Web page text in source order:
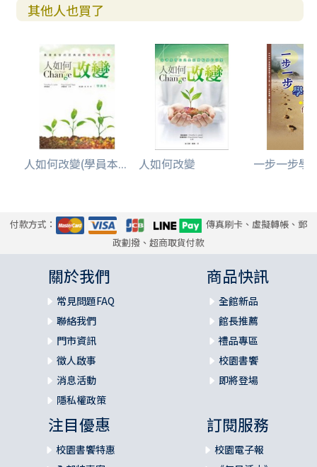
其他人也買了
人如何改變(學員本... 人如何改變 一步一步學
付款方式：
傳真刷卡、虛擬轉帳、郵
政劃撥、超商取貨付款
關於我們
常見問題FAQ
聯絡我們
門市資訊
徵人啟事
消息活動
隱私權政策
商品快訊
全館新品
館長推薦
禮品專區
校園書饗
即將登場
注目優惠
校園書饗特惠
訂閱服務
校園電子報